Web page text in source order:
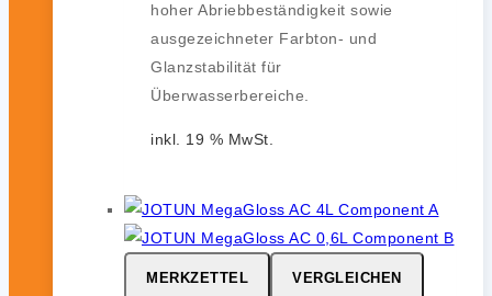
hoher Abriebbeständigkeit sowie
ausgezeichneter Farbton- und
Glanzstabilität für
Überwasserbereiche.
inkl. 19 % MwSt.
MERKZETTEL VERGLEICHEN